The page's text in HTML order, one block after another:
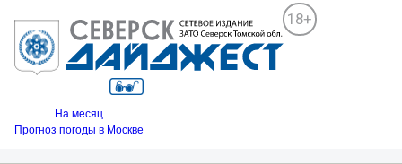
18+
На месяц
Прогноз погоды в Москве